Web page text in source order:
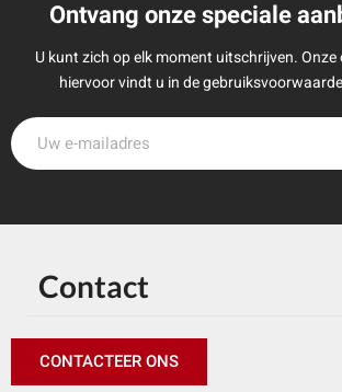
Ontvang onze speciale
U kunt zich op elk moment uitschrijven.
hiervoor vindt u in de
Contact
CONTACTEER ONS